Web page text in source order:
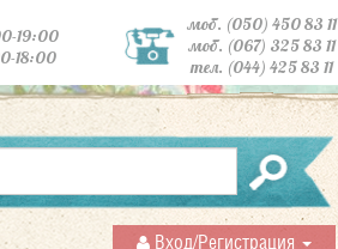
19:00
18:00
моб. (050) 450 83 11
моб. (067) 325 83 11
тел. (044) 425 83 11
Вход/Регистрация